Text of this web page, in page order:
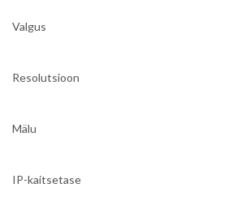
Valgus
Resolutsioon
Mälu
IP-kaitsetase